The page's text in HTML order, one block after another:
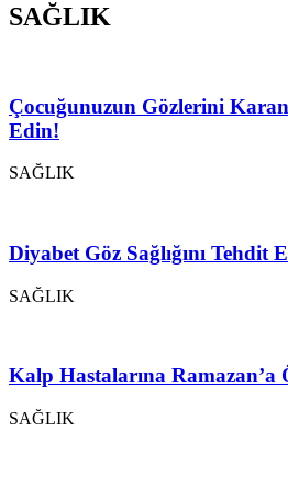
SAĞLIK
Çocuğunuzun Gözlerini
Edin!
SAĞLIK
Diyabet Göz Sağlığını Tehdit
SAĞLIK
Kalp Hastalarına Ramazan’a
SAĞLIK